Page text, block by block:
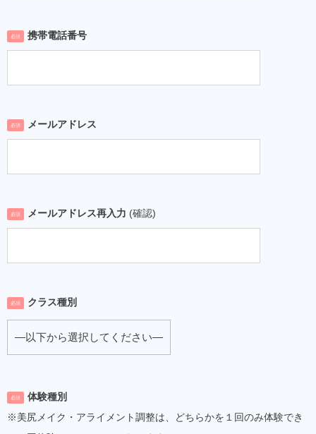
必須 携帯電話番号
必須 メールアドレス
必須 メールアドレス再入力 (確認)
必須 クラス種別
必須
体験種別
※美尻メイク・アライメント調整は、どちらかを１回のみ体験でき